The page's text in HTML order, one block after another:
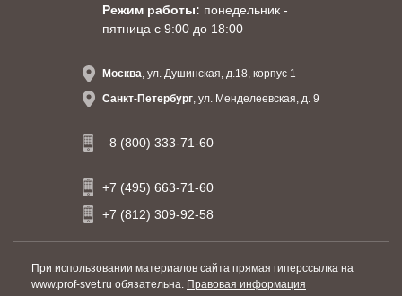
Режим работы: понедельник -
пятница с 9:00 до 18:00
Москва, ул. Душинская, д.18, корпус 1
Санкт-Петербург, ул. Менделеевская, д. 9
8 (800) 333-71-60
+7 (495) 663-71-60
+7 (812) 309-92-58
При использовании материалов сайта прямая гиперссылка на
www.prof-svet.ru обязательна. Правовая информация